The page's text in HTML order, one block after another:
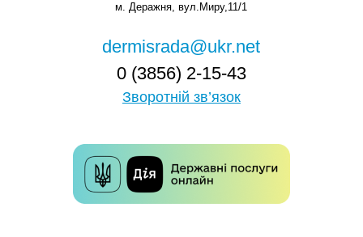
м. Деражня, вул.Миру,11/1
dermisrada@ukr.net
0 (3856) 2-15-43
Зворотній зв’язок